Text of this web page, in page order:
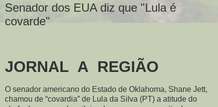
Senador dos EUA diz que "Lula é
covarde"
JORNAL A REGIÃO
O senador americano do Estado de Oklahoma, Shane Jett,
chamou de “covardia” de Lula da Silva (PT) a atitude do